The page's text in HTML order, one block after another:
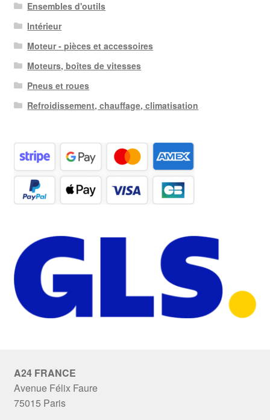
Ensembles d'outils
Intérieur
Moteur - pièces et accessoires
Moteurs, boîtes de vitesses
Pneus et roues
Refroidissement, chauffage, climatisation
A24 FRANCE
Avenue Félix Faure
75015 Paris